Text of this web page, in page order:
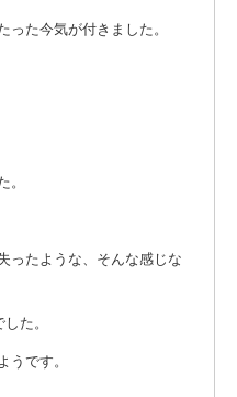
った今気が付きました。
。
ったような、そんな感じな
た。
うです。